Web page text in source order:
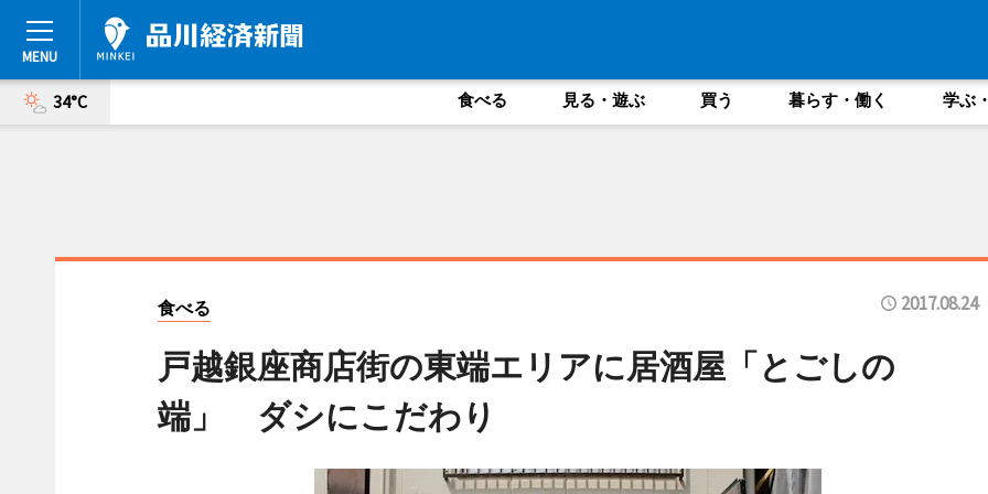
34°C 食べる 見る・遊ぶ 買う 暮らす・働く 学ぶ
食べる 2017.08.24
戸越銀座商店街の東端エリアに居酒屋「とごしの
端」 ダシにこだわり